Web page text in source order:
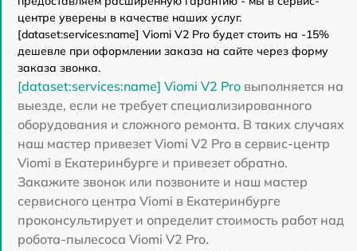
центре уверены в качестве наших услуг.
[dataset:services:name] Viomi V2 Pro будет стоить на -15%
дешевле при оформлении заказа на сайте через форму
заказа звонка.
[dataset:services:name] Viomi V2 Pro выполняется на
выезде, если не требует специализированного
оборудования и сложного ремонта. В таких случаях
наш мастер привезет Viomi V2 Pro в сервис-центр
Viomi в Екатеринбурге и привезет обратно.
Закажите звонок или позвоните и наш мастер
сервисного центра Viomi в Екатеринбурге
проконсультирует и определит стоимость работ над
робота-пылесоса Viomi V2 Pro.